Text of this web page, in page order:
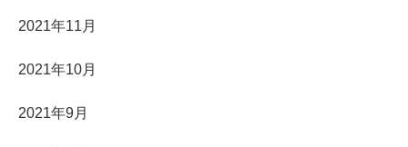
2021年11月
2021年10月
2021年9月